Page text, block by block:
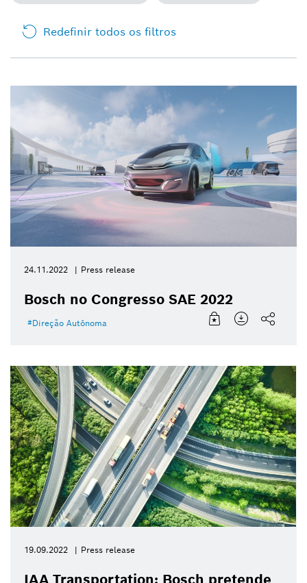
Redefinir todos os filtros
24.11.2022 Press release
Bosch no Congresso SAE 2022
Direção Autônoma
19.09.2022 Press release